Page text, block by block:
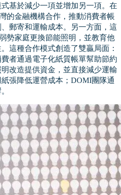
基於減少一項並增加另一項。在
的金融機構合作，推動消費者帳
郵寄和運輸成本。另一方面，這
勢家庭更換節能照明，並教育他
這種合作模式創造了雙贏局面：
者通過電子化紙質帳單幫助節約
改造提供資金，並直接減少運輸
張降低運營成本；DOMI團隊通